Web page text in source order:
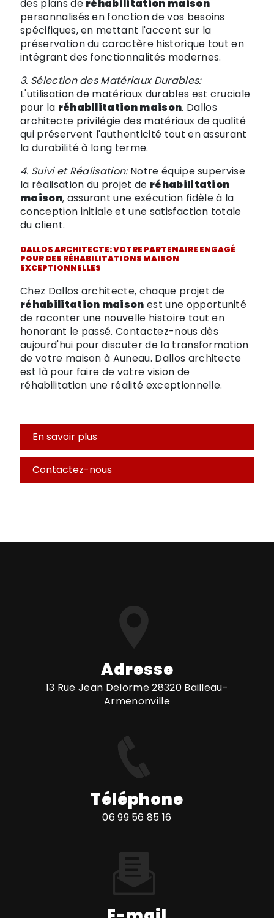
des plans de réhabilitation maison
personnalisés en fonction de vos besoins
spécifiques, en mettant l'accent sur la
préservation du caractère historique tout en
intégrant des fonctionnalités modernes.
3. Sélection des Matériaux Durables:
L'utilisation de matériaux durables est cruciale
pour la réhabilitation maison. Dallos
architecte privilégie des matériaux de qualité
qui préservent l'authenticité tout en assurant
la durabilité à long terme.
4. Suivi et Réalisation:Notre équipe supervise
la réalisation du projet de réhabilitation
maison, assurant une exécution fidèle à la
conception initiale et une satisfaction totale
du client.
DALLOS ARCHITECTE: VOTRE PARTENAIRE ENGAGÉ
POUR DES RÉHABILITATIONS MAISON
EXCEPTIONNELLES
Chez Dallos architecte, chaque projet de
réhabilitation maison est une opportunité
de raconter une nouvelle histoire tout en
honorant le passé. Contactez-nous dès
aujourd'hui pour discuter de la transformation
de votre maison à Auneau. Dallos architecte
est là pour faire de votre vision de
réhabilitation une réalité exceptionnelle.
En savoir plus
Contactez-nous
Adresse
13 Rue Jean Delorme 28320 Bailleau-
Armenonville
Téléphone
06 99 56 85 16